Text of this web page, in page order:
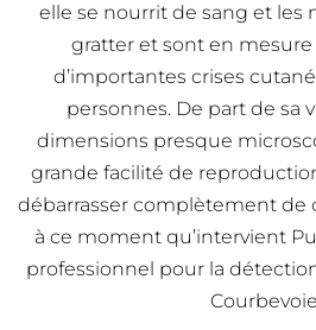
elle se nourrit de sang et les
gratter et sont en
d’importantes crises
personnes. De part de sa
dimensions presque
grande facilité de
débarrasser complètement de
à ce moment qu’intervient
professionnel pour la